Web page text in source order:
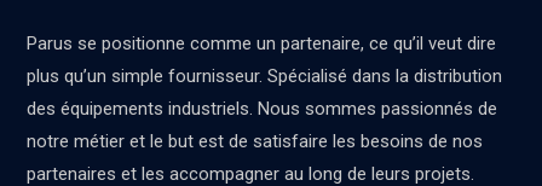
Parus se positionne comme un partenaire, ce qu’il veut dire
plus qu’un simple fournisseur. Spécialisé dans la distribution
des équipements industriels. Nous sommes passionnés de
notre métier et le but est de satisfaire les besoins de nos
partenaires et les accompagner au long de leurs projets.